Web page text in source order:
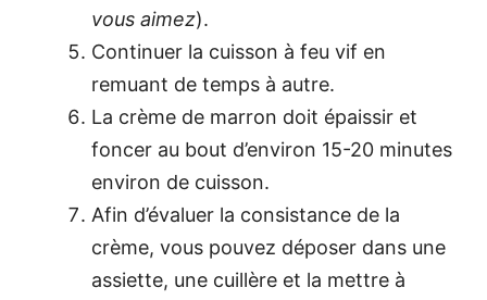
vous aimez).
Continuer la cuisson à feu vif en
remuant de temps à autre.
La crème de marron doit épaissir et
foncer au bout d’environ 15-20 minutes
environ de cuisson.
Afin d’évaluer la consistance de la
crème, vous pouvez déposer dans une
assiette, une cuillère et la mettre à